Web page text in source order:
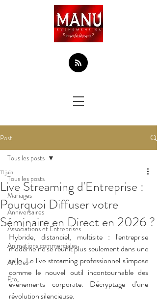
Post
Tous les posts
Mariages
Anniversaires
Associations et Entreprises
Animations commerciales
Articles
Pro
Tous les posts
Live Streaming d'Entreprise :
Pourquoi Diffuser votre
Séminaire en Direct en 2026 ?
11 juin
Hybride, distanciel, multisite : l'entreprise
moderne ne se réunit plus seulement dans une
salle. Le live streaming professionnel s'impose
comme le nouvel outil incontournable des
événements corporate. Décryptage d'une
révolution silencieuse.